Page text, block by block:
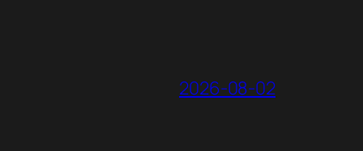
2026-08-02